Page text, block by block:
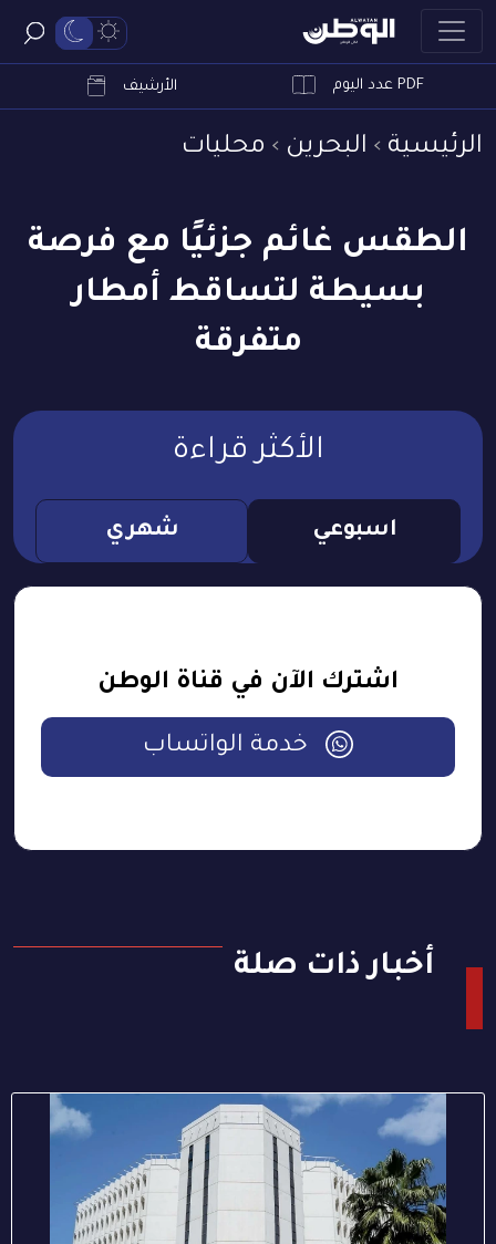
PDF عدد اليوم الأرشيف
الرئيسية البحرين محليات
الطقس غائم جزئيًا مع فرصة
بسيطة لتساقط أمطار
متفرقة
الأكثر قراءة
اسبوعي شهري
اشترك الآن في قناة الوطن
خدمة الواتساب
أخبار ذات صلة